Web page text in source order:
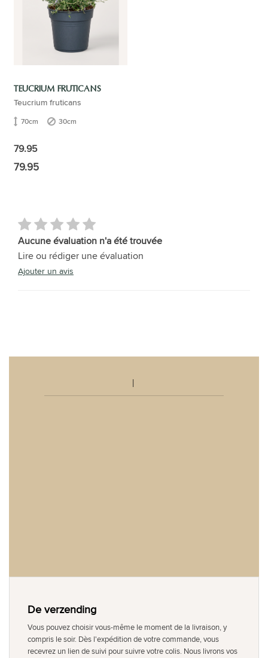
TEUCRIUM FRUTICANS
Teucrium fruticans
70cm 30cm
79.95
79.95
Aucune évaluation n'a été trouvée
Lire ou rédiger une évaluation
Ajouter un avis
De verzending
Vous pouvez choisir vous-même le moment de la livraison, y
compris le soir. Dès l'expédition de votre commande, vous
recevrez un lien de suivi pour suivre votre colis. Nous livrons vos